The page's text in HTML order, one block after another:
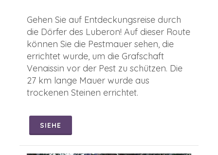
Gehen Sie auf Entdeckungsreise durch
die Dörfer des Luberon! Auf dieser Route
können Sie die Pestmauer sehen, die
errichtet wurde, um die Grafschaft
Venaissin vor der Pest zu schützen. Die
27 km lange Mauer wurde aus
trockenen Steinen errichtet.
SIEHE